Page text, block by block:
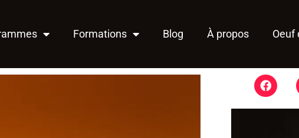
Formations Blog À propos Oeuf